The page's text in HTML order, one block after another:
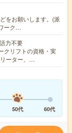
をお願いします。(派
ーク…
力不要
クリフトの資格・実
ーター、…
50代 60代